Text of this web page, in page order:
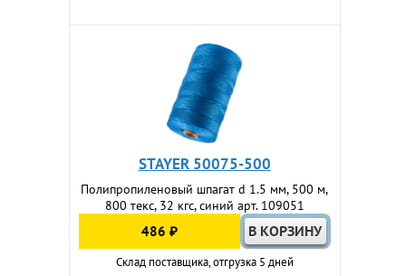
STAYER 50075-500
Полипропиленовый шпагат d 1.5 мм, 500 м,
800 текс, 32 кгс, синий арт. 109051
486 ₽
Склад поставщика, отгрузка 5 дней